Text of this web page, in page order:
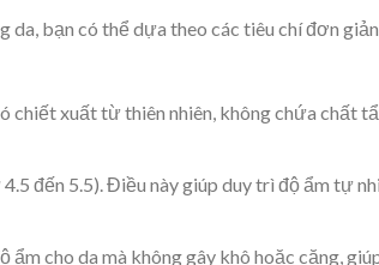
bạn có thể dựa theo các tiêu chí đơn giản
chiết xuất từ thiên nhiên, không chứa chất
đến 5.5). Điều này giúp duy trì độ ẩm tự
ẩm cho da mà không gây khô hoặc căng,